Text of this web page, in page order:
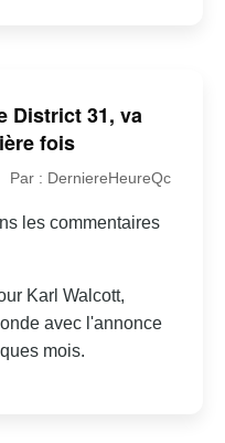
District 31, va
fois
Par : DerniereHeureQc
les commentaires
Karl Walcott,
avec l'annonce
mois.